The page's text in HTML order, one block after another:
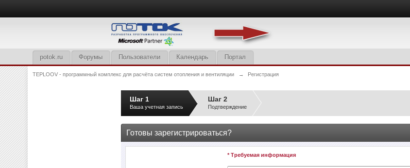
potok.ru Форумы Пользователи Календарь Портал
TEPLOOV - программный комплекс для расчёта систем отопления и вентиляции → Регистрация
Шаг 1
Ваша учетная запись
Шаг 2
Подтверждение
Готовы зарегистрироваться?
* Требуемая информация